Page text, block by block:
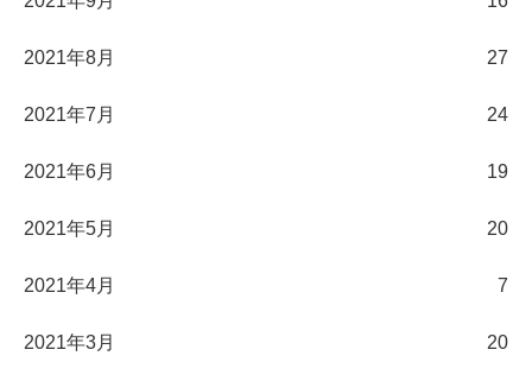
2021年8月 27
2021年7月 24
2021年6月 19
2021年5月 20
2021年4月 7
2021年3月 20